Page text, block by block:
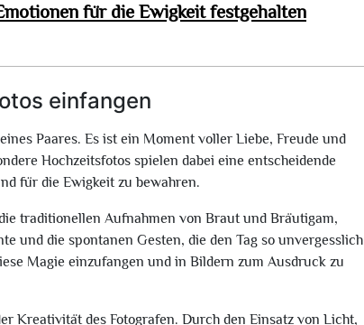
für die Ewigkeit festgehalten
einfangen
Paares. Es ist ein Moment voller Liebe, Freude und
Hochzeitsfotos spielen dabei eine entscheidende
für die Ewigkeit zu bewahren.
traditionellen Aufnahmen von Braut und Bräutigam,
und die spontanen Gesten, die den Tag so unvergesslich
Magie einzufangen und in Bildern zum Ausdruck zu
Kreativität des Fotografen. Durch den Einsatz von Licht,